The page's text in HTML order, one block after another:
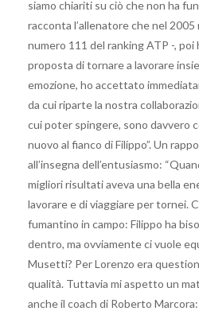
siamo chiariti su ciò che non ha
racconta l’allenatore che nel
numero 111 del ranking ATP -, poi
proposta di tornare a lavorare
emozione, ho accettato
da cui riparte la nostra
cui poter spingere, sono davvero
nuovo al fianco di Filippo”. Un
all’insegna dell’entusiasmo:
migliori risultati aveva una bella
lavorare e di viaggiare per tornei.
fumantino in campo: Filippo ha
dentro, ma ovviamente ci vuole
Musetti? Per Lorenzo era
qualità. Tuttavia mi aspetto un
anche il coach di Roberto